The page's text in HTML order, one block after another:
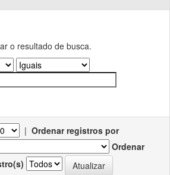
o resultado de busca.
| Ordenar registros por
Ordenar